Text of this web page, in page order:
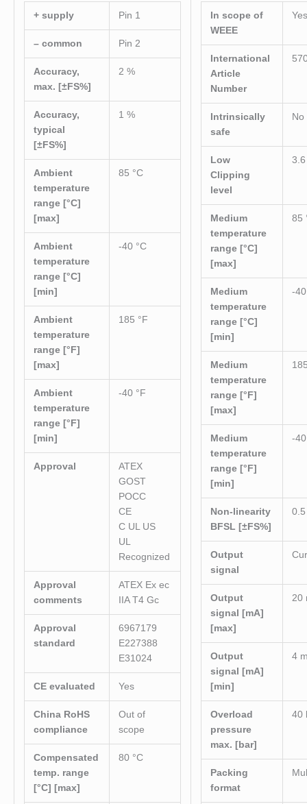
+ supply Pin 1
– common Pin 2
Accuracy,
max. [±FS%]
2 %
Accuracy,
typical
[±FS%]
1 %
Ambient
temperature
range [°C]
[max]
85 °C
Ambient
temperature
range [°C]
[min]
-40 °C
Ambient
temperature
range [°F]
[max]
185 °F
Ambient
temperature
range [°F]
[min]
-40 °F
Approval
ATEX
GOST
POCC
CE
C UL US
UL
Recognized
Approval
comments
ATEX Ex ec
IIA T4 Gc
Approval
standard
6967179
E227388
E31024
CE evaluated Yes
China RoHS
compliance
Out of
scope
Compensated
temp. range
[°C] [max]
80 °C
In scope of
WEEE
International
Article
Number
Intrinsically
safe
No
Low
Clipping
level
3.6
Medium
temperature
range [°C]
[max]
85
Medium
temperature
range [°C]
[min]
-
Medium
temperature
range [°F]
[max]
Medium
temperature
range [°F]
[min]
-
Non-linearity
BFSL [±FS%]
Output
signal
Output
signal [mA]
[max]
20
Output
signal [mA]
[min]
4
Overload
pressure
max. [bar]
40
Packing
format